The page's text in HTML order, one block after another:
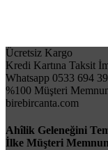
Ücretsiz Kargo
Kredi Kartına Taksit
Whatsapp 0533 694
%100 Müşteri
birebircanta.com
Ahîlik Geleneğini
İlke Müşteri